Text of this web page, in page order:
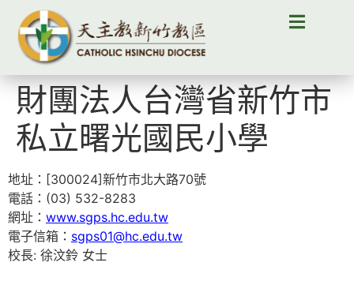
財團法人台灣省新竹市
私立曙光國民小學
地址：[300024]新竹市北大路70號
電話：(03) 532-8283
網址： www.sgps.hc.edu.tw
電子信箱： sgps01@hc.edu.tw
校長: 徐汶鈴 女士